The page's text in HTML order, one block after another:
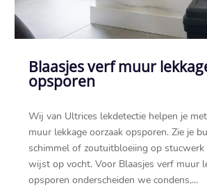
Blaasjes verf muur
opsporen
Wij van Ultrices lekdetectie helpen je
muur lekkage oorzaak opsporen.​ Zie je
schimmel of zoutuitbloeiing op
wijst op vocht.​ Voor Blaasjes verf muur
opsporen onderscheiden we condens,...